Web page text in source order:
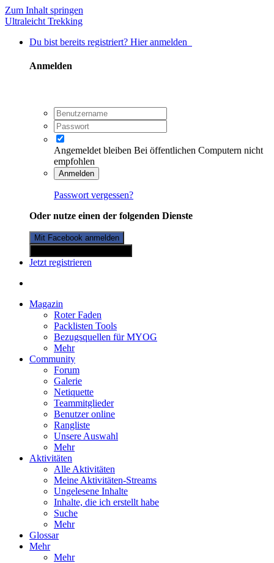
Zum Inhalt springen
Ultraleicht Trekking
Du bist bereits registriert? Hier anmelden
Anmelden
Angemeldet bleiben Bei öffentlichen Computern nicht
empfohlen
Anmelden
Passwort vergessen?
Oder nutze einen der folgenden Dienste
Mit Facebook anmelden
Jetzt registrieren
Magazin
Roter Faden
Packlisten Tools
Bezugsquellen für MYOG
Mehr
Community
Forum
Galerie
Netiquette
Teammitglieder
Benutzer online
Rangliste
Unsere Auswahl
Mehr
Aktivitäten
Alle Aktivitäten
Meine Aktivitäten-Streams
Ungelesene Inhalte
Inhalte, die ich erstellt habe
Suche
Mehr
Glossar
Mehr
Mehr